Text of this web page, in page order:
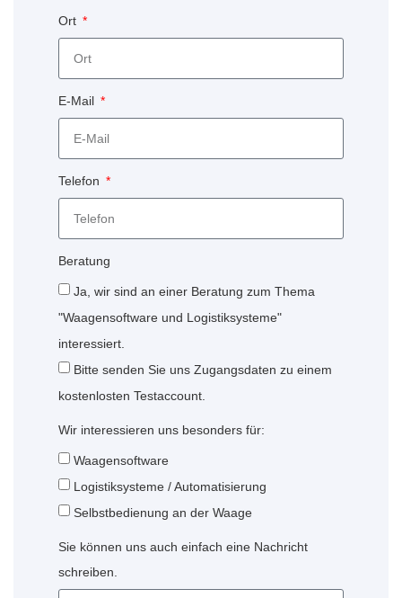
Ort
E-Mail
Telefon
Beratung
Ja, wir sind an einer Beratung zum Thema
"Waagensoftware und Logistiksysteme"
interessiert.
Bitte senden Sie uns Zugangsdaten zu einem
kostenlosten Testaccount.
Wir interessieren uns besonders für:
Waagensoftware
Logistiksysteme / Automatisierung
Selbstbedienung an der Waage
Sie können uns auch einfach eine Nachricht
schreiben.